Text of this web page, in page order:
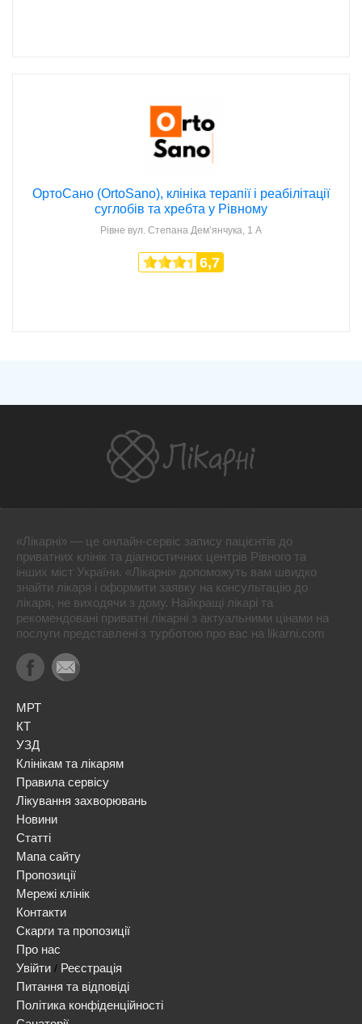
ОртоСано (OrtoSano), клініка терапії і реабілітації
суглобів та хребта у Рівному
Рівне вул. Степана Дем’янчука, 1 А
6,7
«Лікарні» — це онлайн-сервіс запису пацієнтів до
приватних клінік та діагностичних центрів Рівного та
інших міст України. «Лікарні» допоможуть вам швидко
знайти лікаря і оформити заявку на консультацію до
лікаря, не виходячи з дому. Найкращі лікарі та
рекомендовані приватні лікарні з актуальними цінами на
послуги представлені з турботою про вас на likarni.com
МРТ
КТ
УЗД
Клінікам та лікарям
Правила сервісу
Лікування захворювань
Новини
Статті
Мапа сайту
Пропозиції
Мережі клінік
Контакти
Скарги та пропозиції
Про нас
Увійти / Реєстрація
Питання та відповіді
Політика конфіденційності